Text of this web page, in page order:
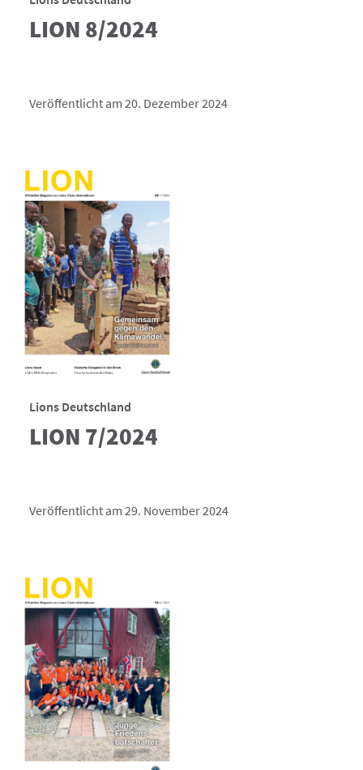
LION 8/2024
Veröffentlicht am 20. Dezember 2024
Lions Deutschland
LION 7/2024
Veröffentlicht am 29. November 2024